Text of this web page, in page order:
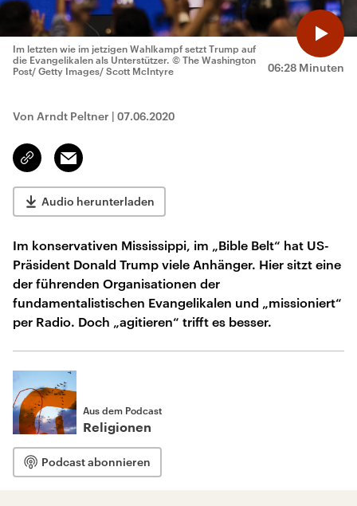
06:28 Minuten
Im letzten wie im jetzigen Wahlkampf setzt Trump auf
die Evangelikalen als Unterstützer. © The Washington
Post/ Getty Images/ Scott McIntyre
Von Arndt Peltner | 07.06.2020
Link
kopieren/teilen
Email
Audio herunterladen
Im konservativen Mississippi, im „Bible Belt“ hat US-
Präsident Donald Trump viele Anhänger. Hier sitzt eine
der führenden Organisationen der
fundamentalistischen Evangelikalen und „missioniert“
per Radio. Doch „agitieren“ trifft es besser.
Aus dem Podcast
Religionen
Podcast abonnieren